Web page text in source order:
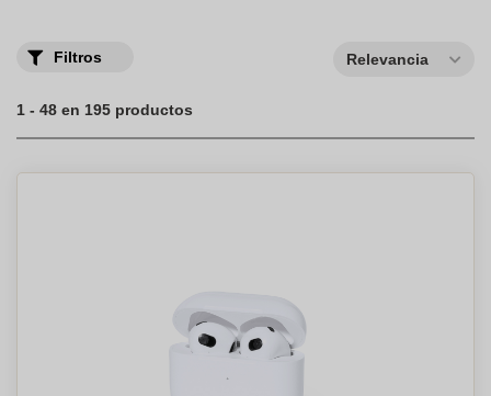
Filtros Relevancia
1 - 48 en 195 productos